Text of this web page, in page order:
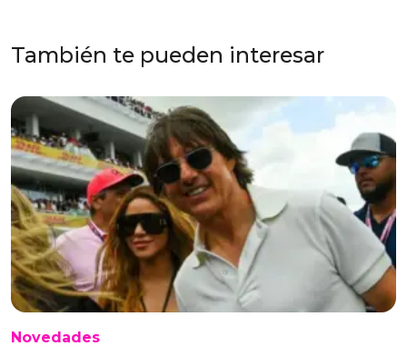
También te pueden interesar
Novedades